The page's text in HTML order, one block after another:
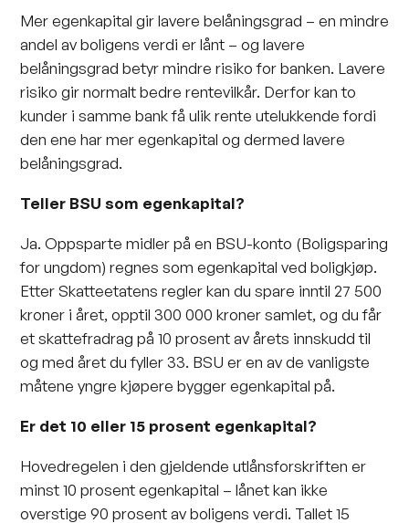
Mer egenkapital gir lavere belåningsgrad – en mindre
andel av boligens verdi er lånt – og lavere
belåningsgrad betyr mindre risiko for banken. Lavere
risiko gir normalt bedre rentevilkår. Derfor kan to
kunder i samme bank få ulik rente utelukkende fordi
den ene har mer egenkapital og dermed lavere
belåningsgrad.
Teller BSU som egenkapital?
Ja. Oppsparte midler på en BSU-konto (Boligsparing
for ungdom) regnes som egenkapital ved boligkjøp.
Etter Skatteetatens regler kan du spare inntil 27 500
kroner i året, opptil 300 000 kroner samlet, og du får
et skattefradrag på 10 prosent av årets innskudd til
og med året du fyller 33. BSU er en av de vanligste
måtene yngre kjøpere bygger egenkapital på.
Er det 10 eller 15 prosent egenkapital?
Hovedregelen i den gjeldende utlånsforskriften er
minst 10 prosent egenkapital – lånet kan ikke
overstige 90 prosent av boligens verdi. Tallet 15